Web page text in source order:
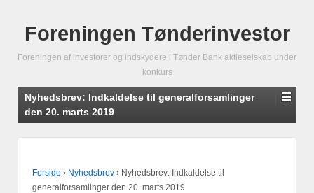
Foreningen Tønderinvestor
Foreningen af investorer og indskydere i Tønder Bank aktieselskab under
konkurs
Nyhedsbrev: Indkaldelse til generalforsamlinger
den 20. marts 2019
Forside › Nyhedsbrev › Nyhedsbrev: Indkaldelse til
generalforsamlinger den 20. marts 2019